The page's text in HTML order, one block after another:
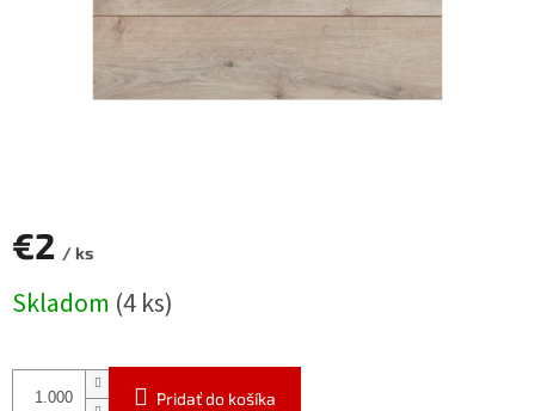
€2 / ks
cena:
Skladom (4 ks)
Pridať do košíka